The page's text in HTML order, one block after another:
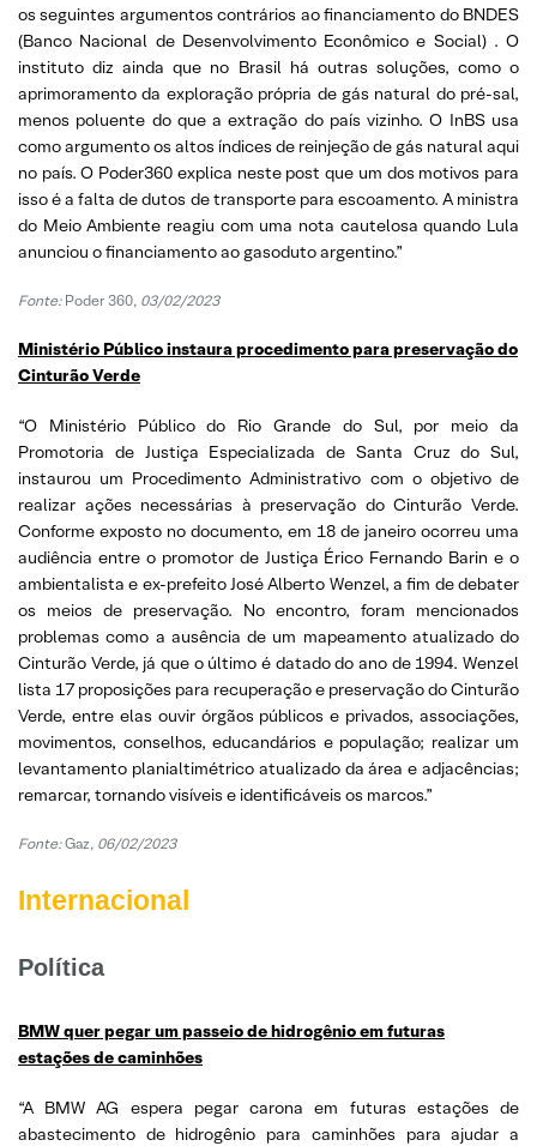
os seguintes argumentos contrários ao financiamento do BNDES
(Banco Nacional de Desenvolvimento Econômico e Social) . O
instituto diz ainda que no Brasil há outras soluções, como o
aprimoramento da exploração própria de gás natural do pré-sal,
menos poluente do que a extração do país vizinho. O InBS usa
como argumento os altos índices de reinjeção de gás natural aqui
no país. O Poder360 explica neste post que um dos motivos para
isso é a falta de dutos de transporte para escoamento. A ministra
do Meio Ambiente reagiu com uma nota cautelosa quando Lula
anunciou o financiamento ao gasoduto argentino.”
Fonte: Poder 360, 03/02/2023
Ministério Público instaura procedimento para preservação do
Cinturão Verde
“O Ministério Público do Rio Grande do Sul, por meio da
Promotoria de Justiça Especializada de Santa Cruz do Sul,
instaurou um Procedimento Administrativo com o objetivo de
realizar ações necessárias à preservação do Cinturão Verde.
Conforme exposto no documento, em 18 de janeiro ocorreu uma
audiência entre o promotor de Justiça Érico Fernando Barin e o
ambientalista e ex-prefeito José Alberto Wenzel, a fim de debater
os meios de preservação. No encontro, foram mencionados
problemas como a ausência de um mapeamento atualizado do
Cinturão Verde, já que o último é datado do ano de 1994. Wenzel
lista 17 proposições para recuperação e preservação do Cinturão
Verde, entre elas ouvir órgãos públicos e privados, associações,
movimentos, conselhos, educandários e população; realizar um
levantamento planialtimétrico atualizado da área e adjacências;
remarcar, tornando visíveis e identificáveis os marcos.”
Fonte:Gaz, 06/02/2023
Internacional
Política
BMW quer pegar um passeio de hidrogênio em futuras
estações de caminhões
“A BMW AG espera pegar carona em futuras estações de
abastecimento de hidrogênio para caminhões para ajudar a